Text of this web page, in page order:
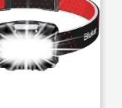
en
un
une large